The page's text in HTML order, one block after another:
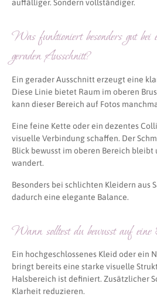
auffälliger. Sondern vollständiger.
Was funktioniert besonders gut bei
geraden Ausschnitt?
Ein gerader Ausschnitt erzeugt eine
Diese Linie bietet Raum im oberen
kann dieser Bereich auf Fotos
Eine feine Kette oder ein dezentes
visuelle Verbindung schaffen. Der
Blick bewusst im oberen Bereich bleibt
wandert.
Besonders bei schlichten Kleidern aus
dadurch eine elegante Balance.
Wann solltest du bewusst auf eine
Ein hochgeschlossenes Kleid oder ein
bringt bereits eine starke visuelle
Halsbereich ist definiert. Zusätzlicher
Klarheit reduzieren.